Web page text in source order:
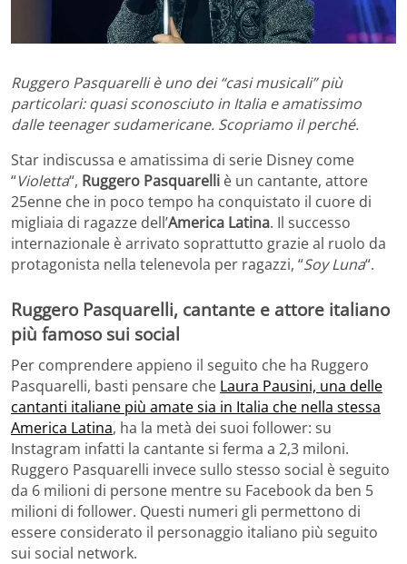
Ruggero Pasquarelli è uno dei “casi musicali” più
particolari: quasi sconosciuto in Italia e amatissimo
dalle teenager sudamericane. Scopriamo il perché.
Star indiscussa e amatissima di serie Disney come
“Violetta“, Ruggero Pasquarelli è un cantante, attore
25enne che in poco tempo ha conquistato il cuore di
migliaia di ragazze dell’America Latina. Il successo
internazionale è arrivato soprattutto grazie al ruolo da
protagonista nella telenevola per ragazzi, “Soy Luna“.
Ruggero Pasquarelli, cantante e attore italiano
più famoso sui social
Per comprendere appieno il seguito che ha Ruggero
Pasquarelli, basti pensare che Laura Pausini, una delle
cantanti italiane più amate sia in Italia che nella stessa
America Latina, ha la metà dei suoi follower: su
Instagram infatti la cantante si ferma a 2,3 miloni.
Ruggero Pasquarelli invece sullo stesso social è seguito
da 6 milioni di persone mentre su Facebook da ben 5
milioni di follower. Questi numeri gli permettono di
essere considerato il personaggio italiano più seguito
sui social network.